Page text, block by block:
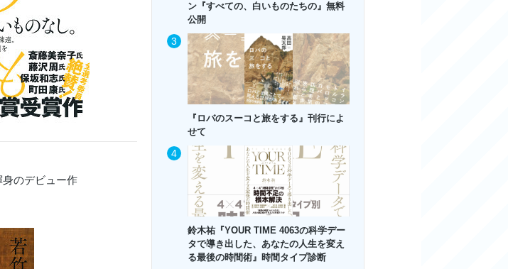
のデビュー作
ン『すべての、白いものたちの』無料
公開
『ロバのスーコと旅をする』刊行によ
せて
鈴木祐『YOUR TIME 4063の科学デー
タで導き出した、あなたの人生を変え
る最後の時間術』時間タイプ診断